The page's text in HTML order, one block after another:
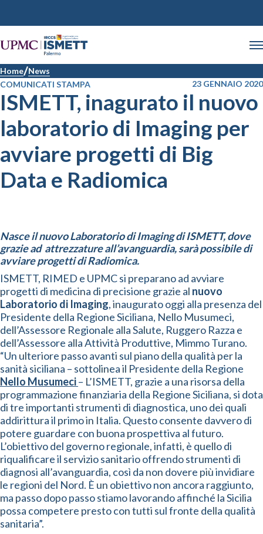
Home News
COMUNICATI STAMPA
23 GENNAIO 2020
ISMETT, inagurato il nuovo
laboratorio di Imaging per
avviare progetti di Big
Data e Radiomica
Nasce il nuovo Laboratorio di Imaging di ISMETT, dove
grazie ad attrezzature all’avanguardia, sarà possibile di
avviare progetti di Radiomica.
ISMETT, RIMED e UPMC si preparano ad avviare
progetti di medicina di precisione grazie al nuovo
Laboratorio di Imaging, inaugurato oggi alla presenza del
Presidente della Regione Siciliana, Nello Musumeci,
dell’Assessore Regionale alla Salute, Ruggero Razza e
dell’Assessore alla Attività Produttive, Mimmo Turano.
“Un ulteriore passo avanti sul piano della qualità per la
sanità siciliana – sottolinea il Presidente della Regione
Nello Musumeci– L’ISMETT, grazie a una risorsa della
programmazione finanziaria della Regione Siciliana, si dota
di tre importanti strumenti di diagnostica, uno dei quali
addirittura il primo in Italia. Questo consente davvero di
potere guardare con buona prospettiva al futuro.
L’obiettivo del governo regionale, infatti, è quello di
riqualificare il servizio sanitario offrendo strumenti di
diagnosi all’avanguardia, così da non dovere più invidiare
le regioni del Nord. È un obiettivo non ancora raggiunto,
ma passo dopo passo stiamo lavorando affinché la Sicilia
possa competere presto con tutti sul fronte della qualità
sanitaria”.